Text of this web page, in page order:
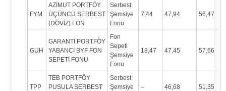
FYM
AZİMUT PORTFÖY
ÜÇÜNCÜ SERBEST
(DÖVİZ) FON
Serbest
Şemsiye
Fonu
7,44 47,94 56,47
GUH
GARANTİ PORTFÖY
YABANCI BYF FON
SEPETİ FONU
Fon
Sepeti
Şemsiye
Fonu
18,47 47,45 57,66
TPP
TEB PORTFÖY
PUSULA SERBEST
Serbest
Şemsiye
– 46,68 51,35